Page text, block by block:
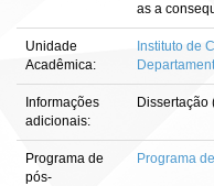
as a
Unidade
Acadêmica:
Instituto de
Informações
adicionais:
Programa de
pós-
Programa